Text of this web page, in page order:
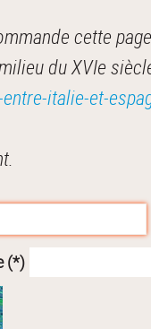
cette
italie-et-
(*)